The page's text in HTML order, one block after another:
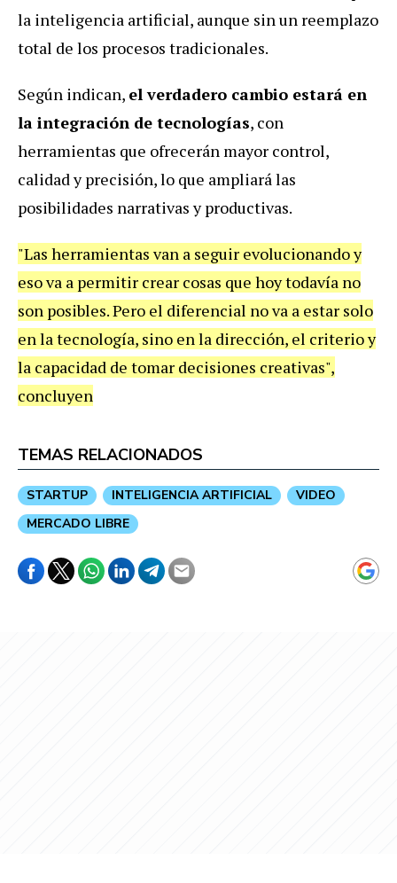
la inteligencia artificial, aunque sin un reemplazo
total de los procesos tradicionales.
Según indican, el verdadero cambio estará en
la integración de tecnologías, con
herramientas que ofrecerán mayor control,
calidad y precisión, lo que ampliará las
posibilidades narrativas y productivas.
"Las herramientas van a seguir evolucionando y
eso va a permitir crear cosas que hoy todavía no
son posibles. Pero el diferencial no va a estar solo
en la tecnología, sino en la dirección, el criterio y
la capacidad de tomar decisiones creativas",
concluyen
TEMAS RELACIONADOS
STARTUP INTELIGENCIA ARTIFICIAL
VIDEO
MERCADO LIBRE